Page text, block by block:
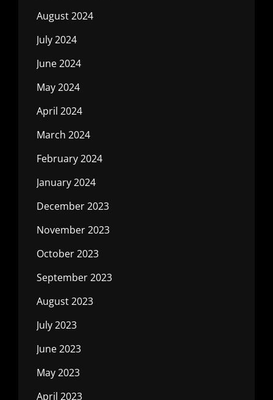
August 2024
July 2024
June 2024
May 2024
April 2024
March 2024
February 2024
January 2024
December 2023
November 2023
October 2023
September 2023
August 2023
July 2023
June 2023
May 2023
April 2023